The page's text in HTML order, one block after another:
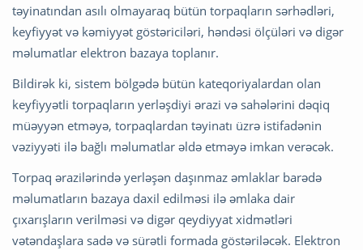
təyinatından asılı olmayaraq bütün torpaqların sərhədləri,
keyfiyyət və kəmiyyət göstəriciləri, həndəsi ölçüləri və digər
məlumatlar elektron bazaya toplanır.
Bildirək ki, sistem bölgədə bütün kateqoriyalardan olan
keyfiyyətli torpaqların yerləşdiyi ərazi və sahələrini dəqiq
müəyyən etməyə, torpaqlardan təyinatı üzrə istifadənin
vəziyyəti ilə bağlı məlumatlar əldə etməyə imkan verəcək.
Torpaq ərazilərində yerləşən daşınmaz əmlaklar barədə
məlumatların bazaya daxil edilməsi ilə əmlaka dair
çıxarışların verilməsi və digər qeydiyyat xidmətləri
vətəndaşlara sadə və sürətli formada göstəriləcək. Elektron